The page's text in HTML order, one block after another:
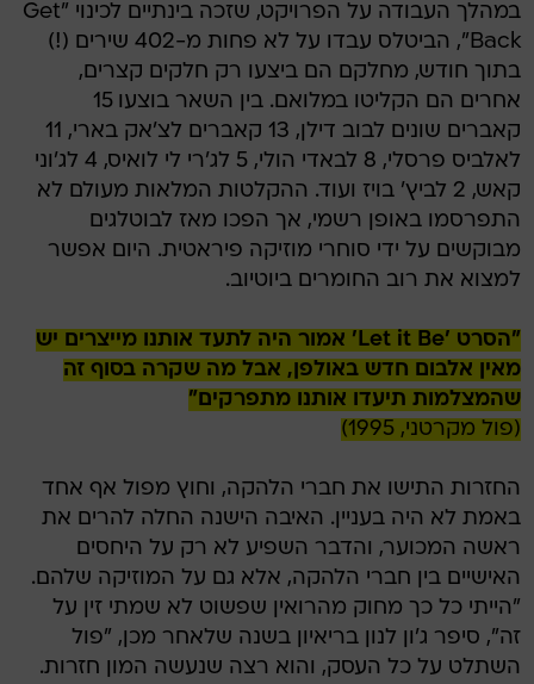
במהלך העבודה על הפרויקט, שזכה בינתיים לכינוי "Get
Back", הביטלס עבדו על לא פחות מ-402 שירים (!)
בתוך חודש, מחלקם הם ביצעו רק חלקים קצרים,
אחרים הם הקליטו במלואם. בין השאר בוצעו 15
קאברים שונים לבוב דילן, 13 קאברים לצ'אק בארי, 11
לאלביס פרסלי, 8 לבאדי הולי, 5 לג'רי לי לואיס, 4 לג'וני
קאש, 2 לביץ' בויז ועוד. ההקלטות המלאות מעולם לא
התפרסמו באופן רשמי, אך הפכו מאז לבוטלגים
מבוקשים על ידי סוחרי מוזיקה פיראטית. היום אפשר
למצוא את רוב החומרים ביוטיוב.
"הסרט 'Let it Be' אמור היה לתעד אותנו מייצרים יש
מאין אלבום חדש באולפן, אבל מה שקרה בסוף זה
שהמצלמות תיעדו אותנו מתפרקים"
(פול מקרטני, 1995)
החזרות התישו את חברי הלהקה, וחוץ מפול אף אחד
באמת לא היה בעניין. האיבה הישנה החלה להרים את
ראשה המכוער, והדבר השפיע לא רק על היחסים
האישיים בין חברי הלהקה, אלא גם על המוזיקה שלהם.
"הייתי כל כך מחוק מהרואין שפשוט לא שמתי זין על
זה", סיפר ג'ון לנון בריאיון בשנה שלאחר מכן, "פול
השתלט על כל העסק, והוא רצה שנעשה המון חזרות.